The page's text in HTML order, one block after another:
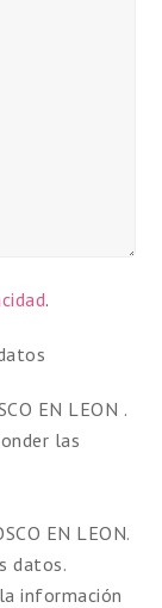
.
EN LEON .
las
EN LEON.
datos.
información